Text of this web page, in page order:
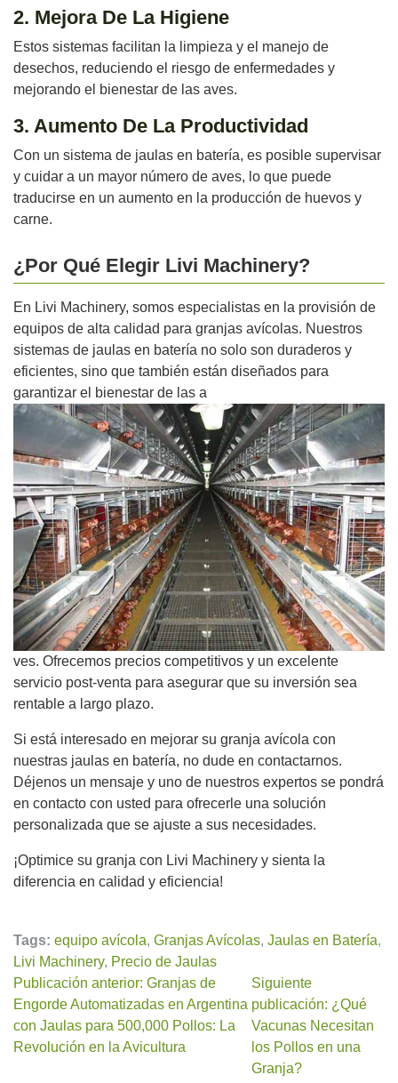
2. Mejora De La Higiene
Estos sistemas facilitan la limpieza y el manejo de
desechos, reduciendo el riesgo de enfermedades y
mejorando el bienestar de las aves.
3. Aumento De La Productividad
Con un sistema de jaulas en batería, es posible supervisar
y cuidar a un mayor número de aves, lo que puede
traducirse en un aumento en la producción de huevos y
carne.
¿Por Qué Elegir Livi Machinery?
En Livi Machinery, somos especialistas en la provisión de
equipos de alta calidad para granjas avícolas. Nuestros
sistemas de jaulas en batería no solo son duraderos y
eficientes, sino que también están diseñados para
garantizar el bienestar de las a
ves. Ofrecemos precios competitivos y un excelente
servicio post-venta para asegurar que su inversión sea
rentable a largo plazo.
Si está interesado en mejorar su granja avícola con
nuestras jaulas en batería, no dude en contactarnos.
Déjenos un mensaje y uno de nuestros expertos se pondrá
en contacto con usted para ofrecerle una solución
personalizada que se ajuste a sus necesidades.
¡Optimice su granja con Livi Machinery y sienta la
diferencia en calidad y eficiencia!
Tags: equipo avícola, Granjas Avícolas, Jaulas en Batería,
Livi Machinery, Precio de Jaulas
Publicación anterior: Granjas de
Engorde Automatizadas en Argentina
con Jaulas para 500,000 Pollos: La
Revolución en la Avicultura
Siguiente
publicación: ¿Qué
Vacunas Necesitan
los Pollos en una
Granja?